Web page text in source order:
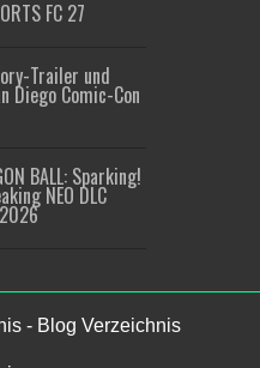
FC 27
Trailer und
Diego Comic-Con
BALL: Sparking!
NEO DLC